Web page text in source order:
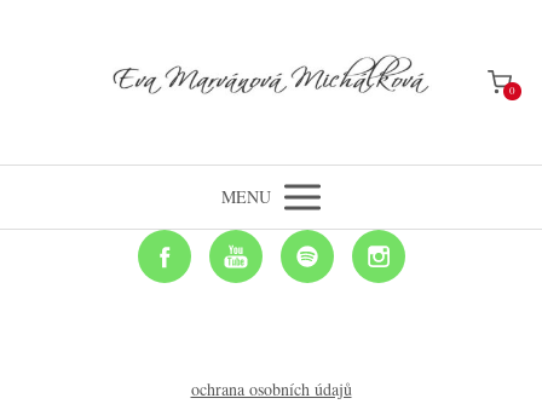
0
MENU
ochrana osobních údajů